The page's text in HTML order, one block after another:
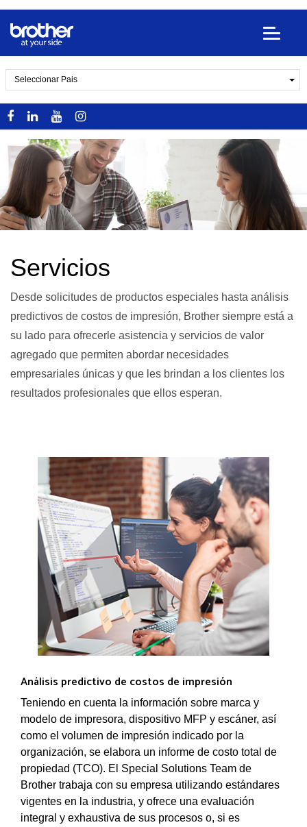
Seleccionar Pais
Servicios
Desde solicitudes de productos especiales hasta análisis
predictivos de costos de impresión, Brother siempre está a
su lado para ofrecerle asistencia y servicios de valor
agregado que permiten abordar necesidades
empresariales únicas y que les brindan a los clientes los
resultados profesionales que ellos esperan.
Análisis predictivo de costos de impresión
Teniendo en cuenta la información sobre marca y
modelo de impresora, dispositivo MFP y escáner, así
como el volumen de impresión indicado por la
organización, se elabora un informe de costo total de
propiedad (TCO). El Special Solutions Team de
Brother trabaja con su empresa utilizando estándares
vigentes en la industria, y ofrece una evaluación
integral y exhaustiva de sus procesos o, si es